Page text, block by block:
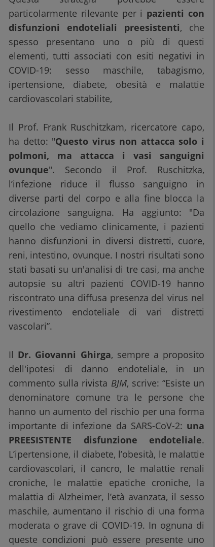
particolarmente rilevante per i pazienti con
disfunzioni endoteliali preesistenti, che
spesso presentano uno o più di questi
elementi, tutti associati con esiti negativi in
COVID-19: sesso maschile, tabagismo,
ipertensione, diabete, obesità e malattie
cardiovascolari stabilite,
Il Prof. Frank Ruschitzkam, ricercatore capo,
ha detto: "Questo virus non attacca solo i
polmoni, ma attacca i vasi sanguigni
ovunque". Secondo il Prof. Ruschitzka,
l’infezione riduce il flusso sanguigno in
diverse parti del corpo e alla fine blocca la
circolazione sanguigna. Ha aggiunto: "Da
quello che vediamo clinicamente, i pazienti
hanno disfunzioni in diversi distretti, cuore,
reni, intestino, ovunque. I nostri risultati sono
stati basati su un'analisi di tre casi, ma anche
autopsie su altri pazienti COVID-19 hanno
riscontrato una diffusa presenza del virus nel
rivestimento endoteliale di vari distretti
vascolari”.
Il Dr. Giovanni Ghirga, sempre a proposito
dell'ipotesi di danno endoteliale, in un
commento sulla rivista BJM, scrive: “Esiste un
denominatore comune tra le persone che
hanno un aumento del rischio per una forma
importante di infezione da SARS-CoV-2: una
PREESISTENTE disfunzione endoteliale.
L’ipertensione, il diabete, l’obesità, le malattie
cardiovascolari, il cancro, le malattie renali
croniche, le malattie epatiche croniche, la
malattia di Alzheimer, l’età avanzata, il sesso
maschile, aumentano il rischio di una forma
moderata o grave di COVID-19. In ognuna di
queste condizioni può essere presente uno